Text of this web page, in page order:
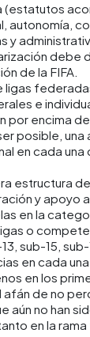
(estatutos
autonomía,
y
debe
de la FIFA.
ligas
e
por encima de
posible, una
en cada una
estructura
y apoyo
en la
o
sub-15,
en cada
en los
afán de no
aún no han
en la